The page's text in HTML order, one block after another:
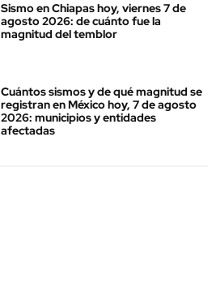
Sismo en Chiapas hoy, viernes 7 de
agosto 2026: de cuánto fue la
magnitud del temblor
Cuántos sismos y de qué magnitud se
registran en México hoy, 7 de agosto
2026: municipios y entidades
afectadas